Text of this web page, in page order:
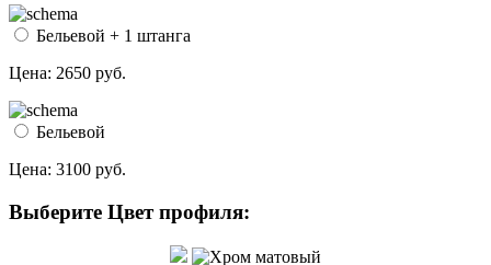
Бельевой + 1 штанга
Цена: 2650 руб.
Бельевой
Цена: 3100 руб.
Выберите Цвет профиля: